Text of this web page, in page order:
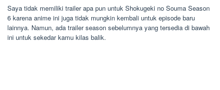
Saya tidak memiliki trailer apa pun untuk Shokugeki no Souma Season
6 karena anime ini juga tidak mungkin kembali untuk episode baru
lainnya. Namun, ada trailer season sebelumnya yang tersedia di bawah
ini untuk sekedar kamu kilas balik.